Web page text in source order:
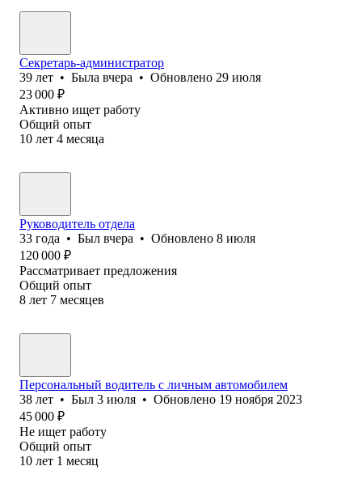
Секретарь-администратор
39 лет • Была вчера • Обновлено 29 июля
23 000 ₽
Активно ищет работу
Общий опыт
10 лет 4 месяца
Руководитель отдела
33 года • Был вчера • Обновлено 8 июля
120 000 ₽
Рассматривает предложения
Общий опыт
8 лет 7 месяцев
Персональный водитель с личным автомобилем
38 лет • Был 3 июля • Обновлено 19 ноября 2023
45 000 ₽
Не ищет работу
Общий опыт
10 лет 1 месяц